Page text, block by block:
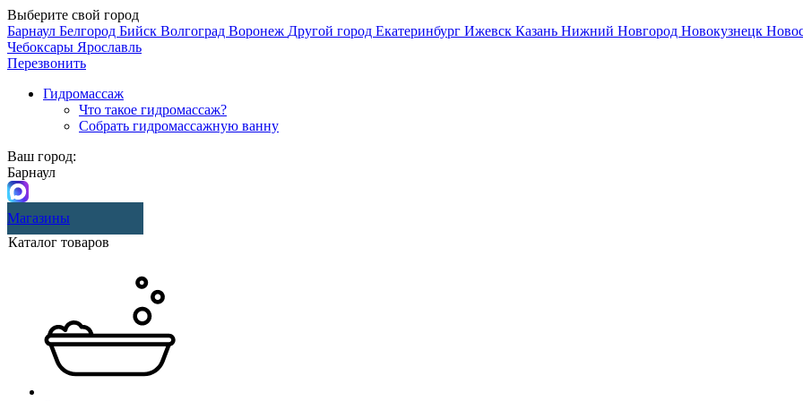
Выберите свой город
Барнаул Белгород Бийск Волгоград Воронеж Другой город Екатеринбург Ижевск Казань Нижний Новгород Новокузнецк
Чебоксары Ярославль
Перезвонить
Гидромассаж
Что такое гидромассаж?
Собрать гидромассажную ванну
Ваш город:
Барнаул
Магазины
Каталог товаров